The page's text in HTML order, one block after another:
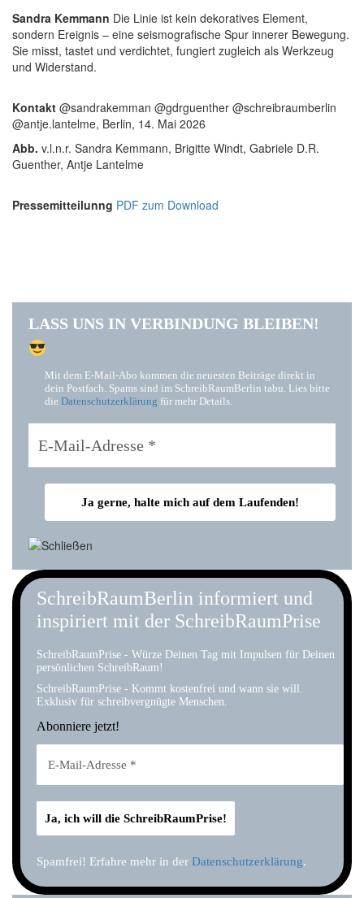
Sandra Kemmann Die Linie ist kein dekoratives Element,
sondern Ereignis – eine seismografische Spur innerer Bewegung.
Sie misst, tastet und verdichtet, fungiert zugleich als Werkzeug
und Widerstand.
Kontakt @sandrakemman @gdrguenther @schreibraumberlin
@antje.lantelme, Berlin, 14. Mai 2026
Abb. v.l.n.r. Sandra Kemmann, Brigitte Windt, Gabriele D.R.
Guenther, Antje Lantelme
Pressemitteilunng PDF zum Download
LASS UNS IN VERBINDUNG BLEIBEN!
Mit dem E-Mail-Abo kommen die neuesten Beiträge direkt in
dein Postfach. Spams sind im SchreibRaumBerlin tabu. Lies bitte
die Datenschutzerklärung für mehr Details.
SchreibRaumBerlin informiert und
inspiriert mit der SchreibRaumPrise
SchreibRaumPrise - Würze Deinen Tag mit Impulsen für Deinen
persönlichen SchreibRaum!
SchreibRaumPrise - Kommt kostenfrei und wann sie will.
Exklusiv für schreibvergnügte Menschen.
Abonniere jetzt!
Spamfrei! Erfahre mehr in der Datenschutzerklärung.